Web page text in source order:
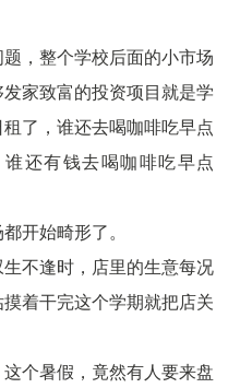
，整个学校后面的小市场
家致富的投资项目就是学
了，谁还去喝咖啡吃早点
还有钱去喝咖啡吃早点
开始畸形了。
不逢时，店里的生意每况
着干完这个学期就把店关
个暑假，竟然有人要来盘